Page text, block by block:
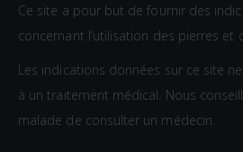
Ce site a pour but de fournir des
concernant l’utilisation des pierres et
Les indications données sur ce site
à un traitement médical. Nous
malade de consulter un médecin.